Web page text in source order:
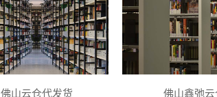
佛山云仓代发货 佛山鑫弛云